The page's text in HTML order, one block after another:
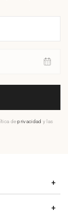
deprivacidad y las